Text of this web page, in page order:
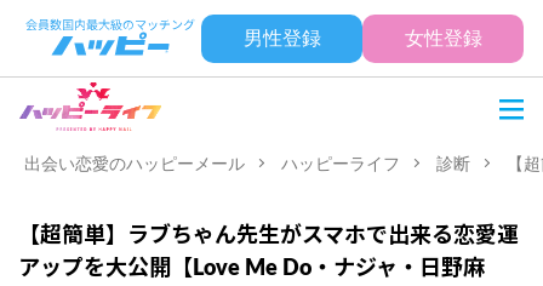
男性登録 女性登録
出会い恋愛のハッピーメール ハッピーライフ 診断 【
【超簡単】ラブちゃん先生がスマホで出来る恋愛運
アップを大公開【Love Me Do・ナジャ・日野麻